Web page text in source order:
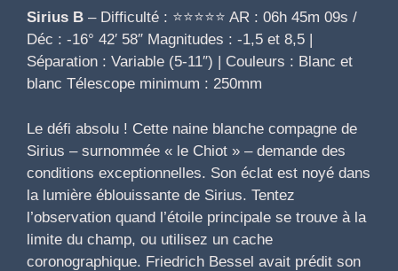
Sirius B – Difficulté : ⭐⭐⭐⭐⭐ AR : 06h 45m 09s /
Déc : -16° 42′ 58″ Magnitudes : -1,5 et 8,5 |
Séparation : Variable (5-11″) | Couleurs : Blanc et
blanc Télescope minimum : 250mm
Le défi absolu ! Cette naine blanche compagne de
Sirius – surnommée « le Chiot » – demande des
conditions exceptionnelles. Son éclat est noyé dans
la lumière éblouissante de Sirius. Tentez
l’observation quand l’étoile principale se trouve à la
limite du champ, ou utilisez un cache
coronographique. Friedrich Bessel avait prédit son